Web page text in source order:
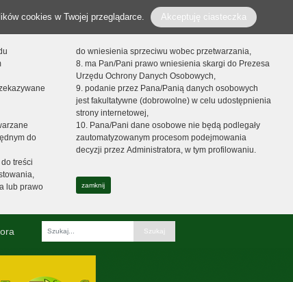
cookies w Twojej przeglądarce. Akceptuję ciasteczka
do
treści
lub prawo
do wniesienia sprzeciwu wobec przetwarzania,
8. ma Pan/Pani prawo wniesienia skargi do Prezesa
Urzędu Ochrony Danych Osobowych,
9. podanie przez Pana/Panią danych osobowych
jest fakultatywne (dobrowolne) w celu udostępnienia
strony internetowej,
10. Pana/Pani dane osobowe nie będą podlegały
zautomatyzowanym procesom podejmowania
decyzji przez Administratora, w tym profilowaniu.
zamknij
Fraza